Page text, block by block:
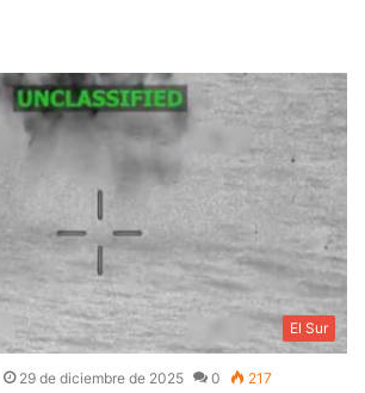
El Sur
29 de diciembre de 2025 0 217